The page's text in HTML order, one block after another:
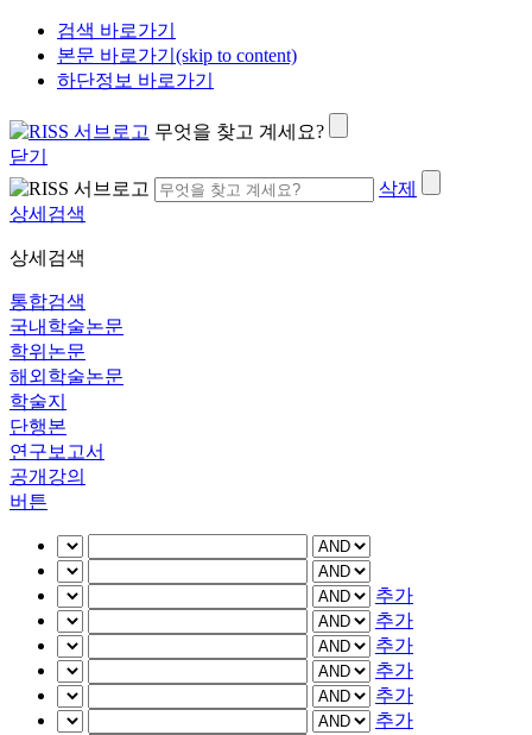
검색 바로가기
본문 바로가기(skip to content)
하단정보 바로가기
무엇을 찾고 계세요?
닫기
삭제
상세검색
상세검색
통합검색
국내학술논문
학위논문
해외학술논문
학술지
단행본
연구보고서
공개강의
버튼
추가
추가
추가
추가
추가
추가